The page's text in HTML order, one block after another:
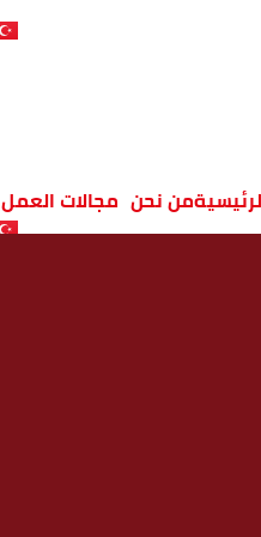
من نحن مجالات العمل